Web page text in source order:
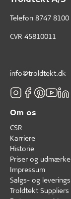
Telefon 8747 8100
CVR 45810011
info@troldtekt.dk
Om os
CSR
Karriere
Historie
Priser og
Impressum
Salgs- og
Troldtekt Suppliers